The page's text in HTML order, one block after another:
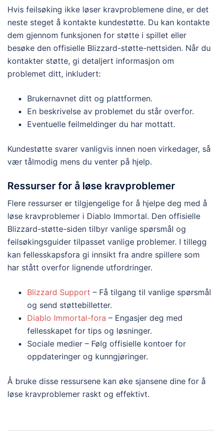
Hvis feilsøking ikke løser kravproblemene dine, er det
neste steget å kontakte kundestøtte. Du kan kontakte
dem gjennom funksjonen for støtte i spillet eller
besøke den offisielle Blizzard-støtte-nettsiden. Når du
kontakter støtte, gi detaljert informasjon om
problemet ditt, inkludert:
Brukernavnet ditt og plattformen.
En beskrivelse av problemet du står overfor.
Eventuelle feilmeldinger du har mottatt.
Kundestøtte svarer vanligvis innen noen virkedager, så
vær tålmodig mens du venter på hjelp.
Ressurser for å løse kravproblemer
Flere ressurser er tilgjengelige for å hjelpe deg med å
løse kravproblemer i Diablo Immortal. Den offisielle
Blizzard-støtte-siden tilbyr vanlige spørsmål og
feilsøkingsguider tilpasset vanlige problemer. I tillegg
kan fellesskapsfora gi innsikt fra andre spillere som
har stått overfor lignende utfordringer.
Blizzard Support – Få tilgang til vanlige spørsmål
og send støttebilletter.
Diablo Immortal-fora – Engasjer deg med
fellesskapet for tips og løsninger.
Sociale medier – Følg offisielle kontoer for
oppdateringer og kunngjøringer.
Å bruke disse ressursene kan øke sjansene dine for å
løse kravproblemer raskt og effektivt.